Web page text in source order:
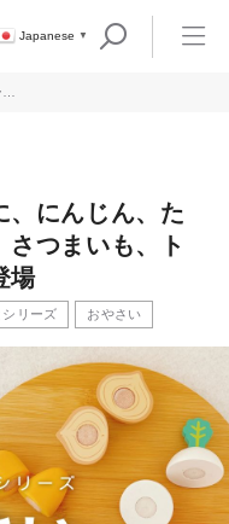
Japanese ▼
、にんじん、た
さつまいも、ト
場
リーズ おやさい